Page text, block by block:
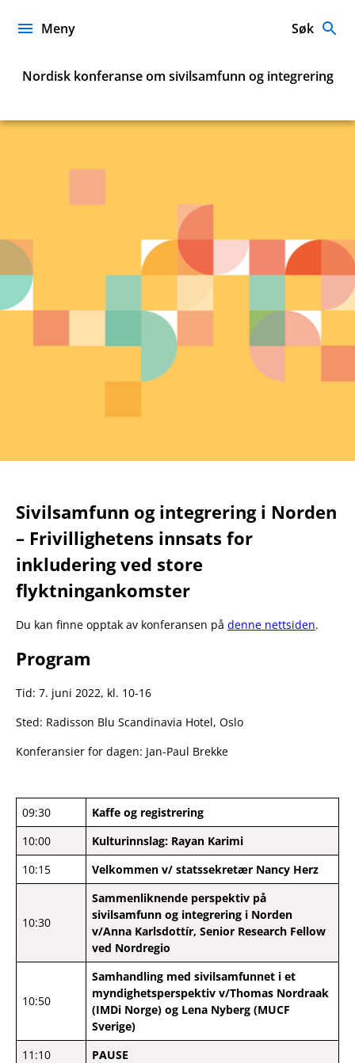
Nordisk konferanse om sivilsamfunn og integrering
Meny Søk
Sivilsamfunn
inkludering
i
Norden
Sivilsamfunn og integrering i Norden
– Frivillighetens innsats for
inkludering ved store
flyktningankomster
Du kan finne opptak av konferansen på denne nettsiden.
Program
Tid: 7. juni 2022, kl. 10-16
Sted: Radisson Blu Scandinavia Hotel, Oslo
Konferansier for dagen: Jan-Paul Brekke
09:30
Kaffe og registrering
10:00
Kulturinnslag: Rayan Karimi
10:15
Velkommen v/ statssekretær Nancy Herz
10:30
Sammenliknende perspektiv på
sivilsamfunn og integrering i Norden
v/Anna Karlsdottír, Senior Research Fellow
ved Nordregio
10:50
Samhandling med sivilsamfunnet i et
myndighetsperspektiv v/Thomas Nordraak
(IMDi Norge) og Lena Nyberg (MUCF
Sverige)
11:10
PAUSE